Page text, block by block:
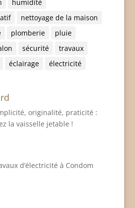
humidité
nettoyage de la maison
plomberie
pluie
sécurité
travaux
éclairage électricité
originalité, praticité :
la vaisselle jetable !
d’électricité à Condom